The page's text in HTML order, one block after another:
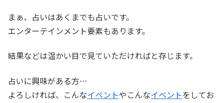
まぁ、占いはあくまでも占いです。
エンターテインメント要素もあります。
結果などは温かい目で見ていただければと存じます。
占いに興味がある方…
よろしければ、こんなイベントやこんなイベントをしてお